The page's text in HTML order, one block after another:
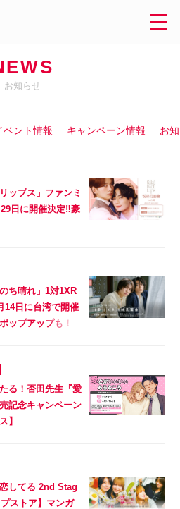
お知らせ
ベント情報 キャンペーン情報 お
ップス」ファンミ
日に開催決定‼豪
ち晴れ」1対1XR
14日に台湾で開催
ップアップも！
る！否田先生『愛
記念キャンペーン
】
してる 2nd Stag
ストア】マンガ